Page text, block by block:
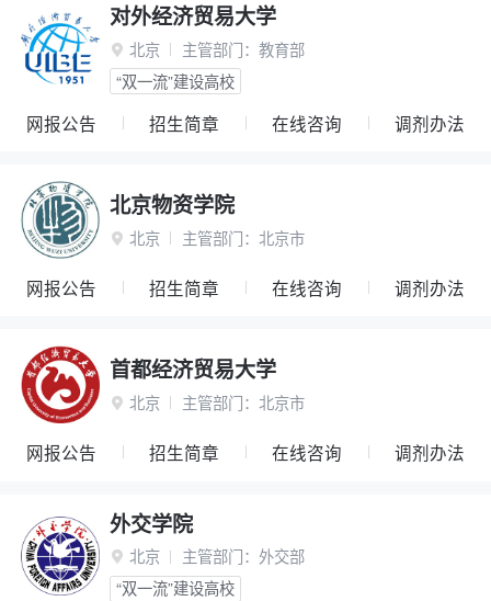
对外经济贸易大学
 北京 主管部门： 教育部
“双一流”建设高校
网报公告 招生简章 在线咨询 调剂办法
北京物资学院
 北京 主管部门： 北京市
网报公告 招生简章 在线咨询 调剂办法
首都经济贸易大学
 北京 主管部门： 北京市
网报公告 招生简章 在线咨询 调剂办法
外交学院
 北京 主管部门： 外交部
“双一流”建设高校